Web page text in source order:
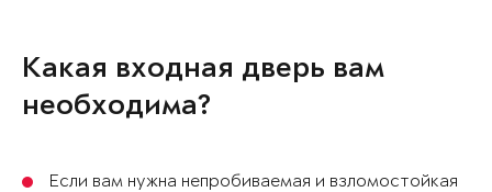
Какая входная дверь вам
необходима?
Если вам нужна непробиваемая и взломостойкая